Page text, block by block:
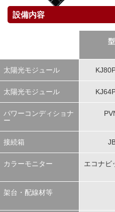
設備内容
太陽光モジュール
太陽光モジュール
パワーコンディショナ
ー
接続箱
カラーモニター
エコナビ
架台・配線材等